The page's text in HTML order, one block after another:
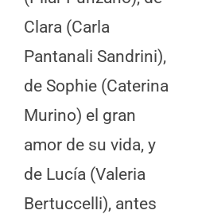
Clara (Carla
Pantanali Sandrini),
de Sophie (Caterina
Murino) el gran
amor de su vida, y
de Lucía (Valeria
Bertuccelli), antes